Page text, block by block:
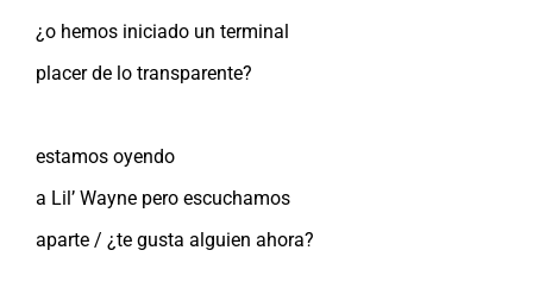
¿o hemos iniciado un terminal
placer de lo transparente?
estamos oyendo
a Lil’ Wayne pero escuchamos
aparte / ¿te gusta alguien ahora?